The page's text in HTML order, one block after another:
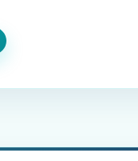
i przynosi ulgę w
czym jest